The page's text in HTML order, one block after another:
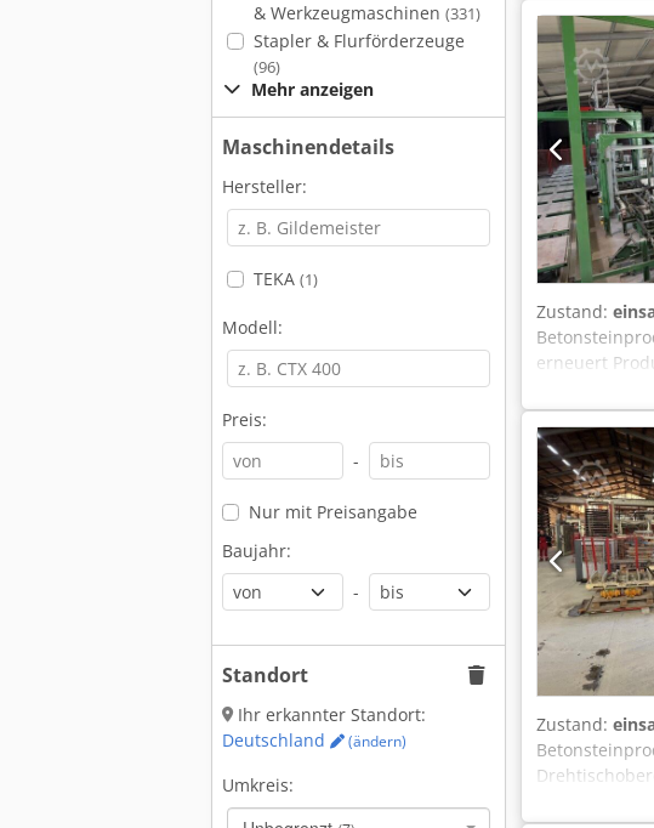
& Werkzeugmaschinen (331)
Stapler & Flurförderzeuge
(96)
Mehr anzeigen
Maschinendetails
Hersteller:
TEKA (1)
Modell:
Preis:
-
Nur mit Preisangabe
Baujahr:
-
Standort
Ihr erkannter Standort:
Deutschland
(ändern)
Umkreis:
Zustand:
erneuert
Zustand:
elektrische